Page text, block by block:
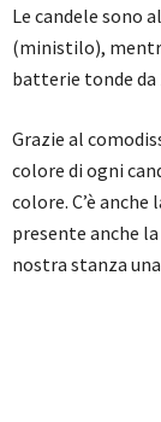
Le candele sono
(ministilo),
batterie tonde da
Grazie al
colore di ogni
colore. C’è
presente anche
nostra stanza